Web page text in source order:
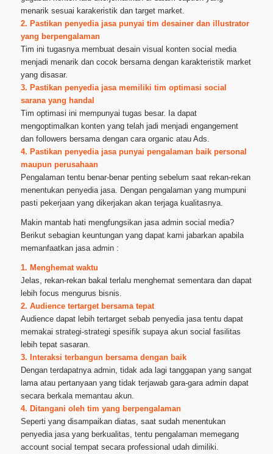
menarik sesuai karakeristik dan target market.
2. Pastikan penyedia jasa punyai tim desainer dan illustrator
yang berpengalaman
Tim ini tugasnya membuat desain visual konten social media
menjadi menarik dan cocok bersama dengan karakteristik market
yang disasar.
3. Pastikan penyedia jasa memiliki tim optimasi social
sarana yang handal
Tim optimasi ini mempunyai tugas besar. Ia dapat
mengoptimalkan konten yang telah jadi menjadi engangement
dan followers bersama dengan cara organic atau Ads.
4. Pastikan penyedia jasa punyai pengalaman baik personal
maupun perusahaan
Pengalaman tentu benar-benar penting sebelum saat rekan-rekan
menentukan penyedia jasa. Dengan pengalaman yang mumpuni
pasti pekerjaan yang dikerjakan akan terjaga kualitasnya.
Makin mantab hati mengfungsikan jasa admin social media?
Berikut sebagian keuntungan yang dapat kami jabarkan apabila
memanfaatkan jasa admin :
1. Menghemat waktu
Jelas, rekan-rekan bakal terlalu menghemat sementara dan dapat
lebih focus mengurus bisnis.
2. Audience tertarget bersama tepat
Audience dapat lebih tertarget sebab penyedia jasa tentu dapat
memakai strategi-strategi spesifik supaya akun social fasilitas
lebih tepat sasaran.
3. Interaksi terbangun bersama dengan baik
Dengan terdapatnya admin, tidak ada lagi tanggapan yang sangat
lama atau pertanyaan yang tidak terjawab gara-gara admin dapat
secara berkala memantau akun.
4. Ditangani oleh tim yang berpengalaman
Seperti yang disampaikan diatas, saat sudah menentukan
penyedia jasa yang berkualitas, tentu pengalaman memegang
account social tempat secara professional udah dimiliki.